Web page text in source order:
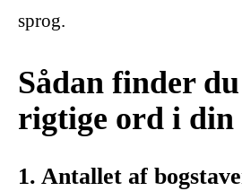
sprog.
Sådan finder
rigtige ord i
1. Antallet af